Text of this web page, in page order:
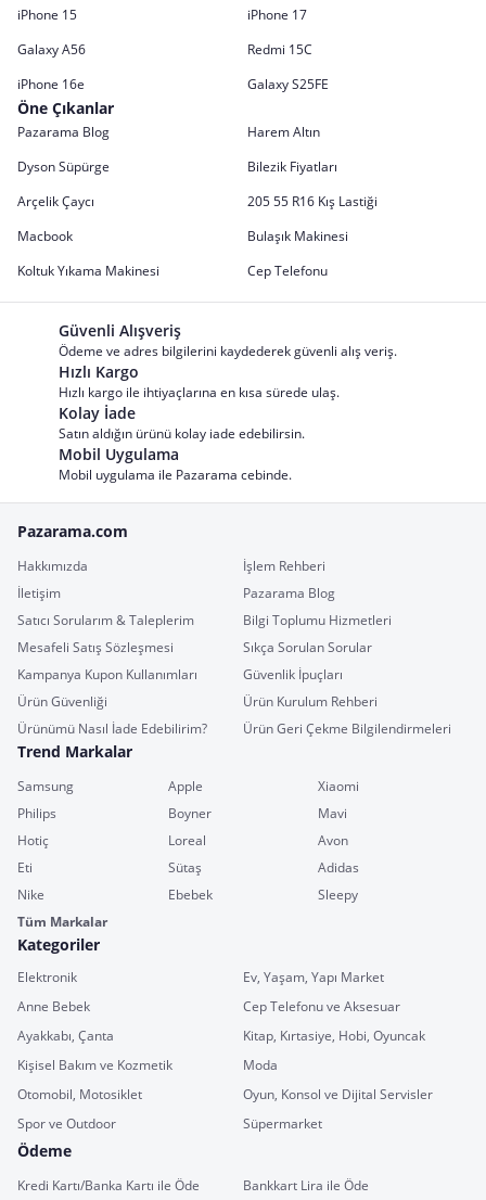
iPhone 15
iPhone 17
Galaxy A56
Redmi 15C
iPhone 16e
Galaxy S25FE
Öne Çıkanlar
Pazarama Blog
Harem Altın
Dyson Süpürge
Bilezik Fiyatları
Arçelik Çaycı
205 55 R16 Kış Lastiği
Macbook
Bulaşık Makinesi
Koltuk Yıkama Makinesi
Cep Telefonu
Güvenli Alışveriş
Ödeme ve adres bilgilerini kaydederek güvenli alış veriş.
Hızlı Kargo
Hızlı kargo ile ihtiyaçlarına en kısa sürede ulaş.
Kolay İade
Satın aldığın ürünü kolay iade edebilirsin.
Mobil Uygulama
Mobil uygulama ile Pazarama cebinde.
Pazarama.com
Hakkımızda
İşlem Rehberi
İletişim
Pazarama Blog
Satıcı Sorularım & Taleplerim
Bilgi Toplumu Hizmetleri
Mesafeli Satış Sözleşmesi
Sıkça Sorulan Sorular
Kampanya Kupon Kullanımları
Güvenlik İpuçları
Ürün Güvenliği
Ürün Kurulum Rehberi
Ürünümü Nasıl İade Edebilirim?
Ürün Geri Çekme Bilgilendirmeleri
Trend Markalar
Samsung Apple
Xiaomi
Philips
Boyner
Mavi
Hotiç
Loreal
Avon
Eti
Sütaş
Adidas
Nike
Ebebek
Sleepy
Tüm Markalar
Kategoriler
Elektronik
Ev, Yaşam, Yapı Market
Anne Bebek
Cep Telefonu ve Aksesuar
Ayakkabı, Çanta
Kitap, Kırtasiye, Hobi, Oyuncak
Kişisel Bakım ve Kozmetik
Moda
Otomobil, Motosiklet
Oyun, Konsol ve Dijital Servisler
Spor ve Outdoor
Süpermarket
Ödeme
Kredi Kartı/Banka Kartı ile Öde
Bankkart Lira ile Öde